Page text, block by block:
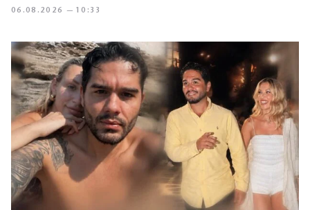
06.08.2026 — 10:33